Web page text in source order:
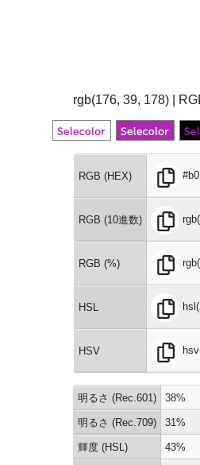
rgb(176, 39, 178) |
RGB (HEX)
RGB (10進数)
RGB (%)
HSL
HSV
明るさ (Rec.601) 38%
明るさ (Rec.709) 31%
輝度 (HSL) 43%